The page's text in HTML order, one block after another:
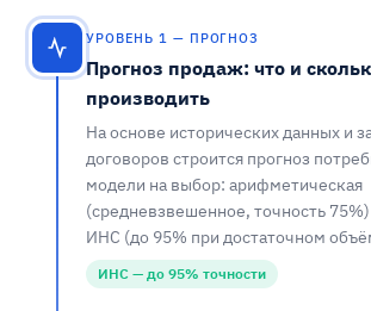
УРОВЕНЬ 1 — ПРОГНОЗ
Прогноз продаж: что и
производить
На основе исторических данных и
договоров строится прогноз
модели на выбор: арифметическая
(средневзвешенное, точность
ИНС (до 95% при достаточном
ИНС — до 95% точности